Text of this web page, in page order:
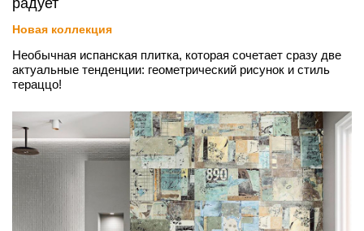
радует
Новая коллекция
Необычная испанская плитка, которая сочетает сразу две
актуальные тенденции: геометрический рисунок и стиль
тераццо!